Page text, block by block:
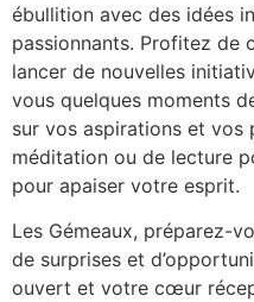
ébullition avec des idées
passionnants. Profitez de
lancer de nouvelles
vous quelques moments
sur vos aspirations et vos
méditation ou de lecture
pour apaiser votre esprit.
Les Gémeaux, préparez-
de surprises et
ouvert et votre cœur